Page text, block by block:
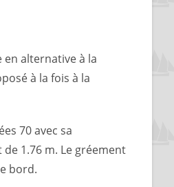
en alternative à la
à la fois à la
70 avec sa
1.76 m. Le gréement
bord.